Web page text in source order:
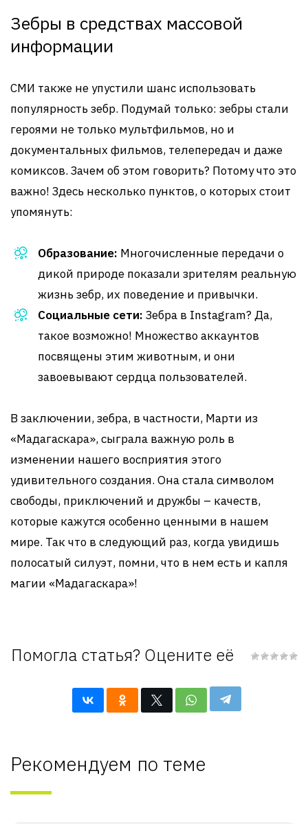
Зебры в средствах массовой
информации
СМИ также не упустили шанс использовать
популярность зебр. Подумай только: зебры стали
героями не только мультфильмов, но и
документальных фильмов, телепередач и даже
комиксов. Зачем об этом говорить? Потому что это
важно! Здесь несколько пунктов, о которых стоит
упомянуть:
Образование: Многочисленные передачи о
дикой природе показали зрителям реальную
жизнь зебр, их поведение и привычки.
Социальные сети: Зебра в Instagram? Да,
такое возможно! Множество аккаунтов
посвящены этим животным, и они
завоевывают сердца пользователей.
В заключении, зебра, в частности, Марти из
«Мадагаскара», сыграла важную роль в
изменении нашего восприятия этого
удивительного создания. Она стала символом
свободы, приключений и дружбы – качеств,
которые кажутся особенно ценными в нашем
мире. Так что в следующий раз, когда увидишь
полосатый силуэт, помни, что в нем есть и капля
магии «Мадагаскара»!
Помогла статья? Оцените её
Рекомендуем по теме